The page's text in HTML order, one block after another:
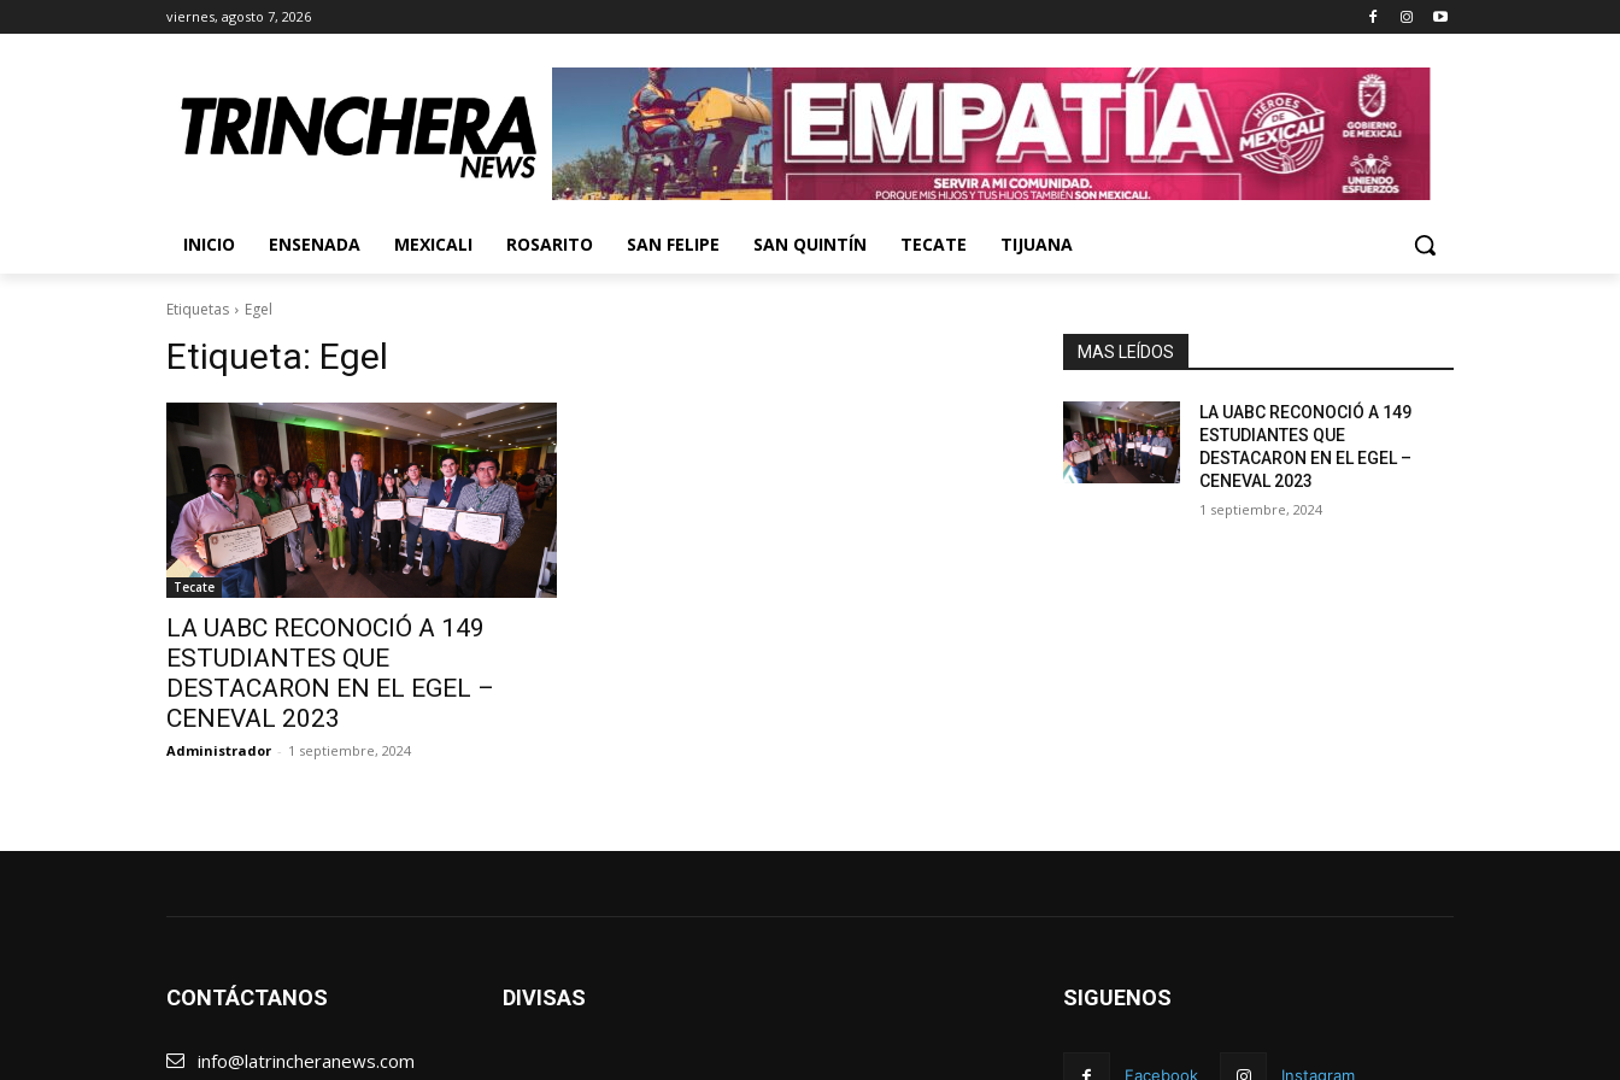
viernes, agosto 7, 2026
INICIO ENSENADA MEXICALI ROSARITO SAN FELIPE SAN QUINTÍN TECATE TIJUANA
Etiquetas Egel
Etiqueta: Egel
Tecate
LA UABC RECONOCIÓ A 149
ESTUDIANTES QUE
DESTACARON EN EL EGEL –
CENEVAL 2023
Administrador - 1 septiembre, 2024
MAS LEÍDOS
LA UABC RECONOCIÓ A 149
ESTUDIANTES QUE
DESTACARON EN EL EGEL –
CENEVAL 2023
1 septiembre, 2024
CONTÁCTANOS
info@latrincheranews.com
DIVISAS SIGUENOS
Facebook Instagram